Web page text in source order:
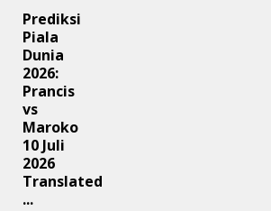
Prediksi
Piala
Dunia
2026:
Prancis
vs
Maroko
10 Juli
2026
Translated
...